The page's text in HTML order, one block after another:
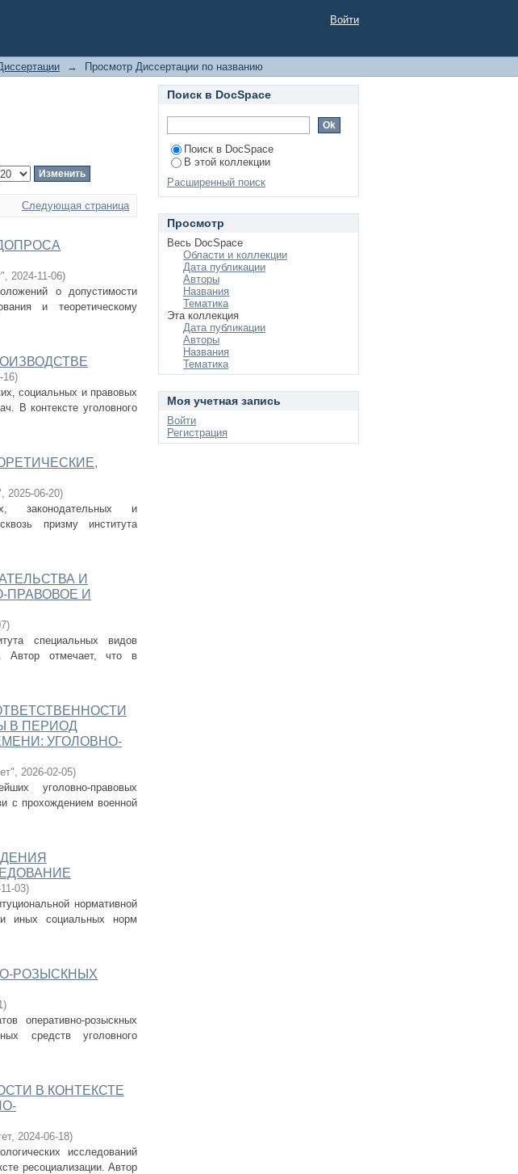
Войти
→ Просмотр Диссертации по названию
Следующая страница
, 2024-11-06)
о допустимости
и теоретическому
16)
социальных и правовых
В контексте уголовного
, 2025-06-20)
законодательных и
призму института
И
ПРАВОВОЕ И
)
специальных видов
Автор отмечает, что в
В ПЕРИОД
УГОЛОВНО-
, 2026-02-05)
уголовно-правовых
с прохождением военной
03)
нормативной
и иных социальных норм
РОЗЫСКНЫХ
)
оперативно-розыскных
средств уголовного
В КОНТЕКСТЕ
, 2024-06-18)
исследований
ресоциализации. Автор
Поиск в DocSpace
Поиск в DocSpace
В этой коллекции
Расширенный поиск
Просмотр
Весь DocSpace
Области и коллекции
Дата публикации
Авторы
Названия
Тематика
Эта коллекция
Дата публикации
Авторы
Названия
Тематика
Моя учетная запись
Войти
Регистрация